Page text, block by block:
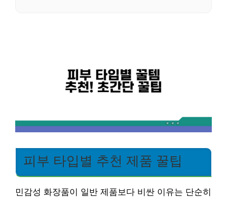
피부 타입별 추천 제품 꿀팁
민감성 화장품이 일반 제품보다 비싼 이유는 단순히